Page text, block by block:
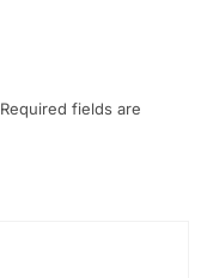
Required fields are